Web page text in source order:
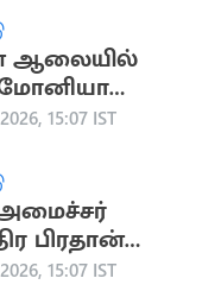
ஆலையில்
15:07 IST
பிரதான்
15:07 IST